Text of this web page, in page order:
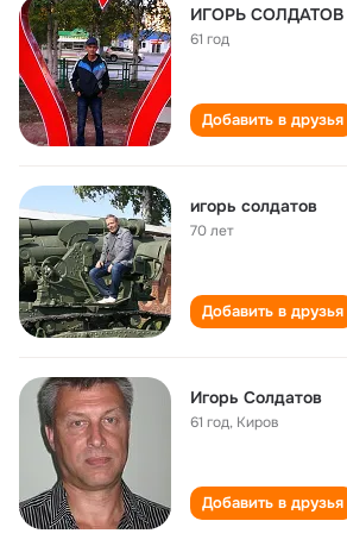
ИГОРЬ СОЛДАТОВ
61 год
Добавить в друзья
игорь солдатов
70 лет
Добавить в друзья
Игорь Солдатов
61 год, Киров
Добавить в друзья